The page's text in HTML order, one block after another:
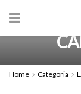
Home Categoria